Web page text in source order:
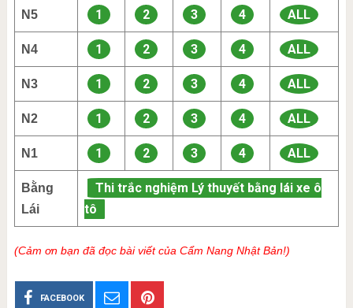
N5 1 2 3 4 ALL
N4 1 2 3 4 ALL
N3 1 2 3 4 ALL
N2 1 2 3 4 ALL
N1 1 2 3 4 ALL
Bằng
Lái
Thi trắc nghiệm Lý thuyết bằng lái xe ô
tô
(Cảm ơn bạn đã đọc bài viết của Cẩm Nang Nhật Bản!)
FACEBOOK